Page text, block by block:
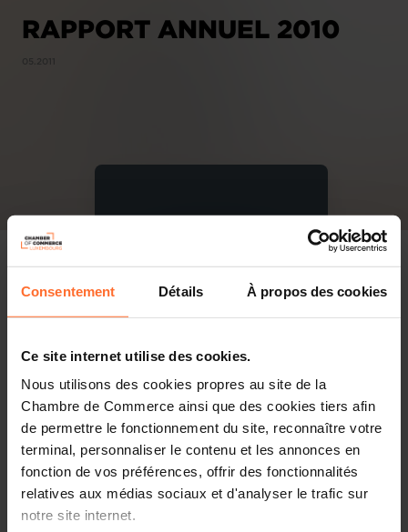
Consentement Détails À propos des cookies
Ce site internet utilise des cookies.
Nous utilisons des cookies propres au site de la
Chambre de Commerce ainsi que des cookies tiers afin
de permettre le fonctionnement du site, reconnaître votre
terminal, personnaliser le contenu et les annonces en
fonction de vos préférences, offrir des fonctionnalités
relatives aux médias sociaux et d'analyser le trafic sur
notre site internet.
RAPPORT ANNUEL 2010